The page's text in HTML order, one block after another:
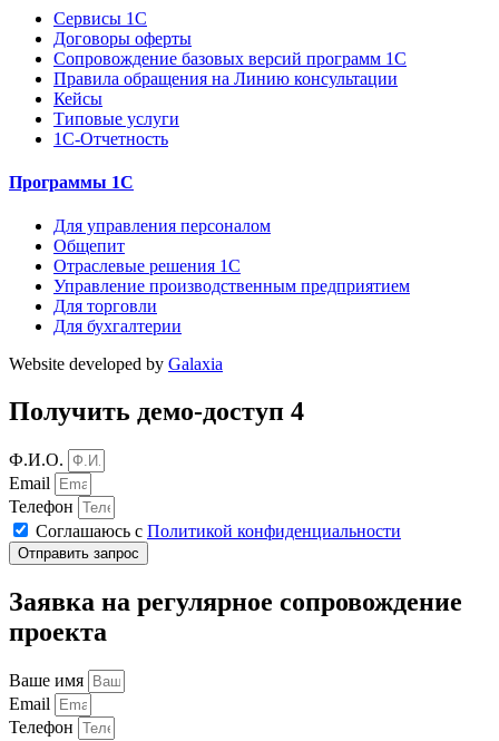
Сервисы 1С
Договоры оферты
Сопровождение базовых версий программ 1С
Правила обращения на Линию консультации
Кейсы
Типовые услуги
1С-Отчетность
Программы 1С
Для управления персоналом
Общепит
Отраслевые решения 1С
Управление производственным предприятием
Для торговли
Для бухгалтерии
Website developed by Galaxia
Получить демо-доступ 4
Ф.И.О.
Email
Телефон
Соглашаюсь с Политикой конфиденциальности
Отправить запрос
Заявка на регулярное сопровождение
проекта
Ваше имя
Email
Телефон